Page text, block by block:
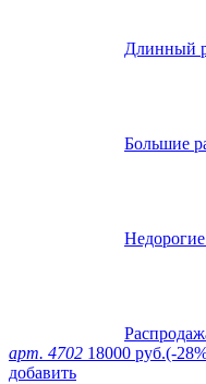
Длинный
Большие
арт. 4702 18000 руб.(-
добавить